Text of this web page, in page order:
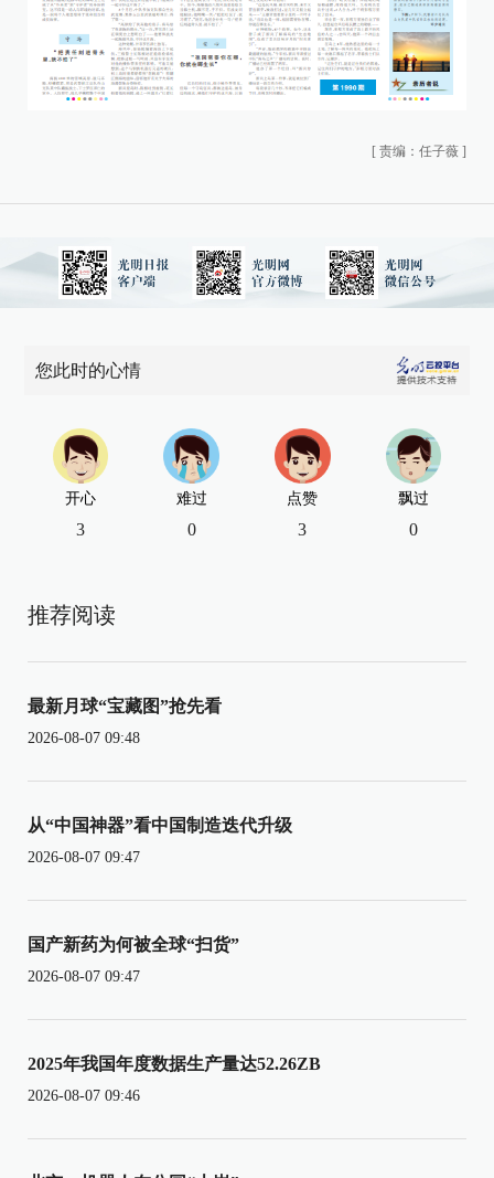
[ 责编：任子薇 ]
您此时的心情
开心
3
难过
0
点赞
3
飘过
0
推荐阅读
最新月球“宝藏图”抢先看
2026-08-07 09:48
从“中国神器”看中国制造迭代升级
2026-08-07 09:47
国产新药为何被全球“扫货”
2026-08-07 09:47
2025年我国年度数据生产量达52.26ZB
2026-08-07 09:46